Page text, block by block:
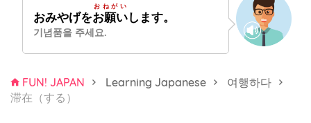
おみやげをお願い
おねがい
します。
기념품을 주세요.
FUN! JAPAN Learning Japanese
여행하다
滞在（する）